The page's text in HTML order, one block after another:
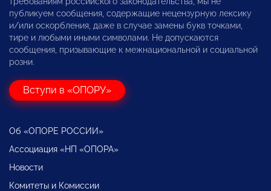
публикуем сообщения, содержащие нецензурную лексику
и/или оскорбления, даже в случае замены букв точками,
тире и любыми иными символами. Не допускаются
сообщения, призывающие к межнациональной и социальной
розни.
Вступи в «ОПОРУ»
Об «ОПОРЕ РОССИИ»
Ассоциация «НП «ОПОРА»
Новости
Комитеты и Комиссии